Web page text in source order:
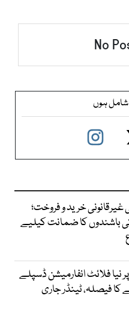
No
ہوں
غیرقانونی خرید و فروخت؛
ملکی باشندوں کا ضمانت کیلیے
نیا فلائٹ انفارمیشن ڈسپلے
فیصلہ، ٹینڈر جاری